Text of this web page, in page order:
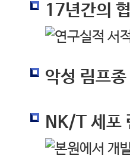
17년간의
악성 림프
NK/T 세포